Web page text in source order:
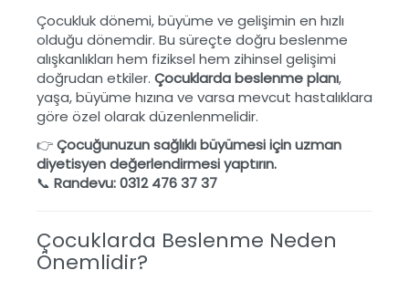
Çocukluk dönemi, büyüme ve gelişimin en hızlı
olduğu dönemdir. Bu süreçte doğru beslenme
alışkanlıkları hem fiziksel hem zihinsel gelişimi
doğrudan etkiler. Çocuklarda beslenme planı,
yaşa, büyüme hızına ve varsa mevcut hastalıklara
göre özel olarak düzenlenmelidir.
👉Çocuğunuzun sağlıklı büyümesi için uzman
diyetisyen değerlendirmesi yaptırın.
📞 Randevu: 0312 476 37 37
Çocuklarda Beslenme Neden
Önemlidir?